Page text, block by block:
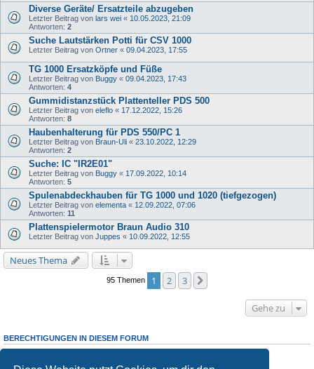
Diverse Geräte/ Ersatzteile abzugeben
Letzter Beitrag von lars wei « 10.05.2023, 21:09
Antworten: 2
Suche Lautstärken Potti für CSV 1000
Letzter Beitrag von Ortner « 09.04.2023, 17:55
TG 1000 Ersatzköpfe und Füße
Letzter Beitrag von Buggy « 09.04.2023, 17:43
Antworten: 4
Gummidistanzstück Plattenteller PDS 500
Letzter Beitrag von eleflo « 17.12.2022, 15:26
Antworten: 8
Haubenhalterung für PDS 550/PC 1
Letzter Beitrag von Braun-Uli « 23.10.2022, 12:29
Antworten: 2
Suche: IC "IR2E01"
Letzter Beitrag von Buggy « 17.09.2022, 10:14
Antworten: 5
Spulenabdeckhauben für TG 1000 und 1020 (tiefgezogen)
Letzter Beitrag von elementa « 12.09.2022, 07:06
Antworten: 11
Plattenspielermotor Braun Audio 310
Letzter Beitrag von Juppes « 10.09.2022, 12:55
Neues Thema
95 Themen 1 2 3
Gehe zu
BERECHTIGUNGEN IN DIESEM FORUM
Du darfstkeineneuen Themen in diesem Forum erstellen.